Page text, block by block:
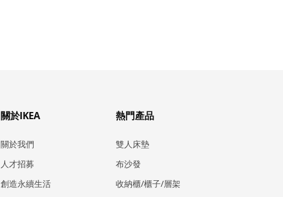
關於IKEA
關於我們
人才招募
創造永續生活
熱門產品
雙人床墊
布沙發
收納櫃/櫃子/層架